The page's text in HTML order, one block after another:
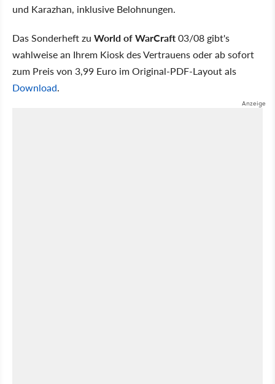
und Karazhan, inklusive Belohnungen.
Das Sonderheft zu World of WarCraft03/08 gibt's
wahlweise an Ihrem Kiosk des Vertrauens oder ab sofort
zum Preis von 3,99 Euro im Original-PDF-Layout als
Download.